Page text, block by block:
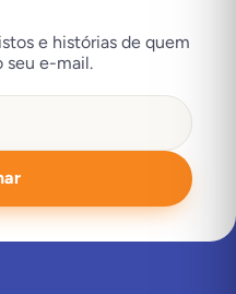
e histórias de quem
seu e-mail.